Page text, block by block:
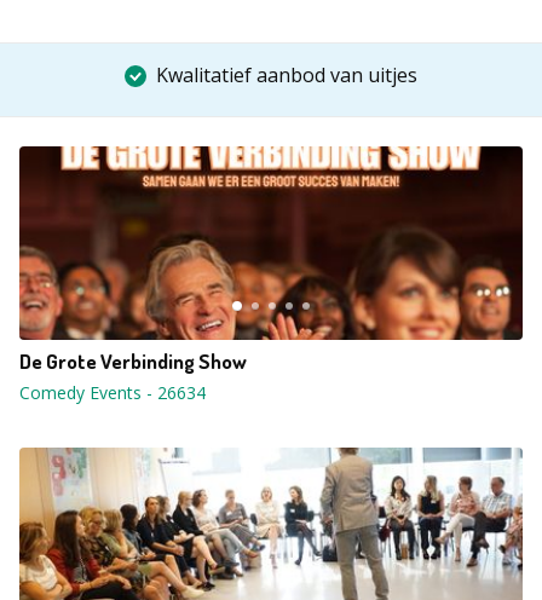
Kwalitatief aanbod van uitjes
De Grote Verbinding Show
Comedy Events - 26634